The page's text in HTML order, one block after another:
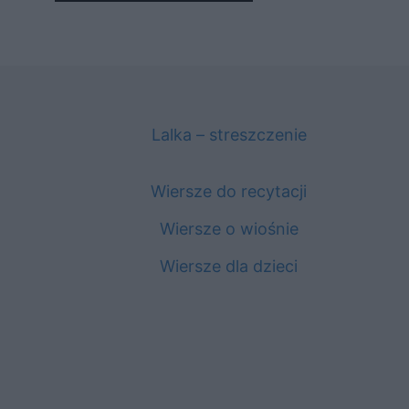
Lalka – streszczenie
Wiersze do recytacji
Wiersze o wiośnie
Wiersze dla dzieci